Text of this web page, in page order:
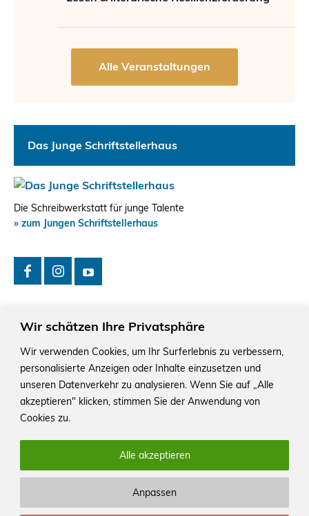
Wir schätzen Ihre Privatsphäre
Wir verwenden Cookies, um Ihr Surferlebnis zu verbessern,
personalisierte Anzeigen oder Inhalte einzusetzen und
unseren Datenverkehr zu analysieren. Wenn Sie auf „Alle
akzeptieren" klicken, stimmen Sie der Anwendung von
Cookies zu.
Anpassen
Alle akzeptieren
Das Junge Schriftstellerhaus
Die Schreibwerkstatt für junge Talente
» zum Jungen Schriftstellerhaus
Das Schriftstellerhaus ist ein beliebter Treffpunkt für
Autorinnen und Autoren aus Stuttgart und der Region sowie
ein Veranstaltungsort für Lesungen, Tagungen und
Schreibwerkstätten.